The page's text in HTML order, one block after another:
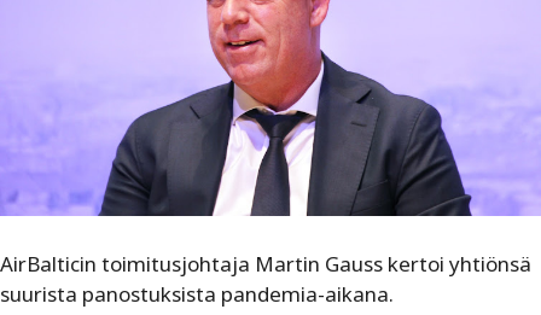
AirBalticin toimitusjohtaja Martin Gauss kertoi yhtiönsä
suurista panostuksista pandemia-aikana.